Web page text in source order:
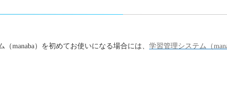
（manaba）を初めてお使いになる場合には、 学習管理システム（